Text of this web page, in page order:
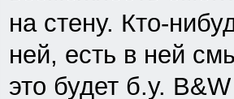
на стену. Кто-
ней, есть в ней
это будет б.у.